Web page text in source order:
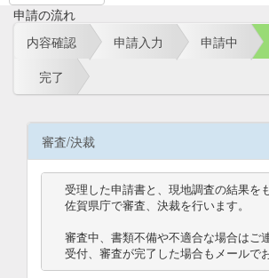
申請の流れ
内容確認
申請入力 申請中
完了
審査/決裁
受理した申請書と、現地調査の結果を
佐賀県庁で審査、決裁を行います。
審査中、書類不備や不適合な場合はご
受付、審査が完了した場合もメールで